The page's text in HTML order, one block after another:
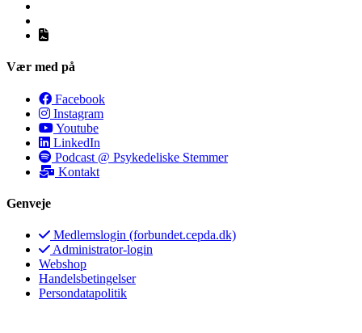
Vær med på
Facebook
Instagram
Youtube
LinkedIn
Podcast @ Psykedeliske Stemmer
Kontakt
Genveje
Medlemslogin (forbundet.cepda.dk)
Administrator-login
Webshop
Handelsbetingelser
Persondatapolitik